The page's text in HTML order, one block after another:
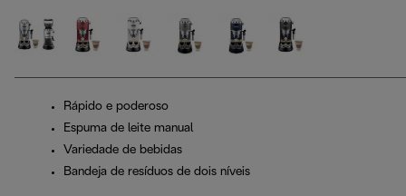
Rápido e poderoso
Espuma de leite manual
Variedade de bebidas
Bandeja de resíduos de dois níveis